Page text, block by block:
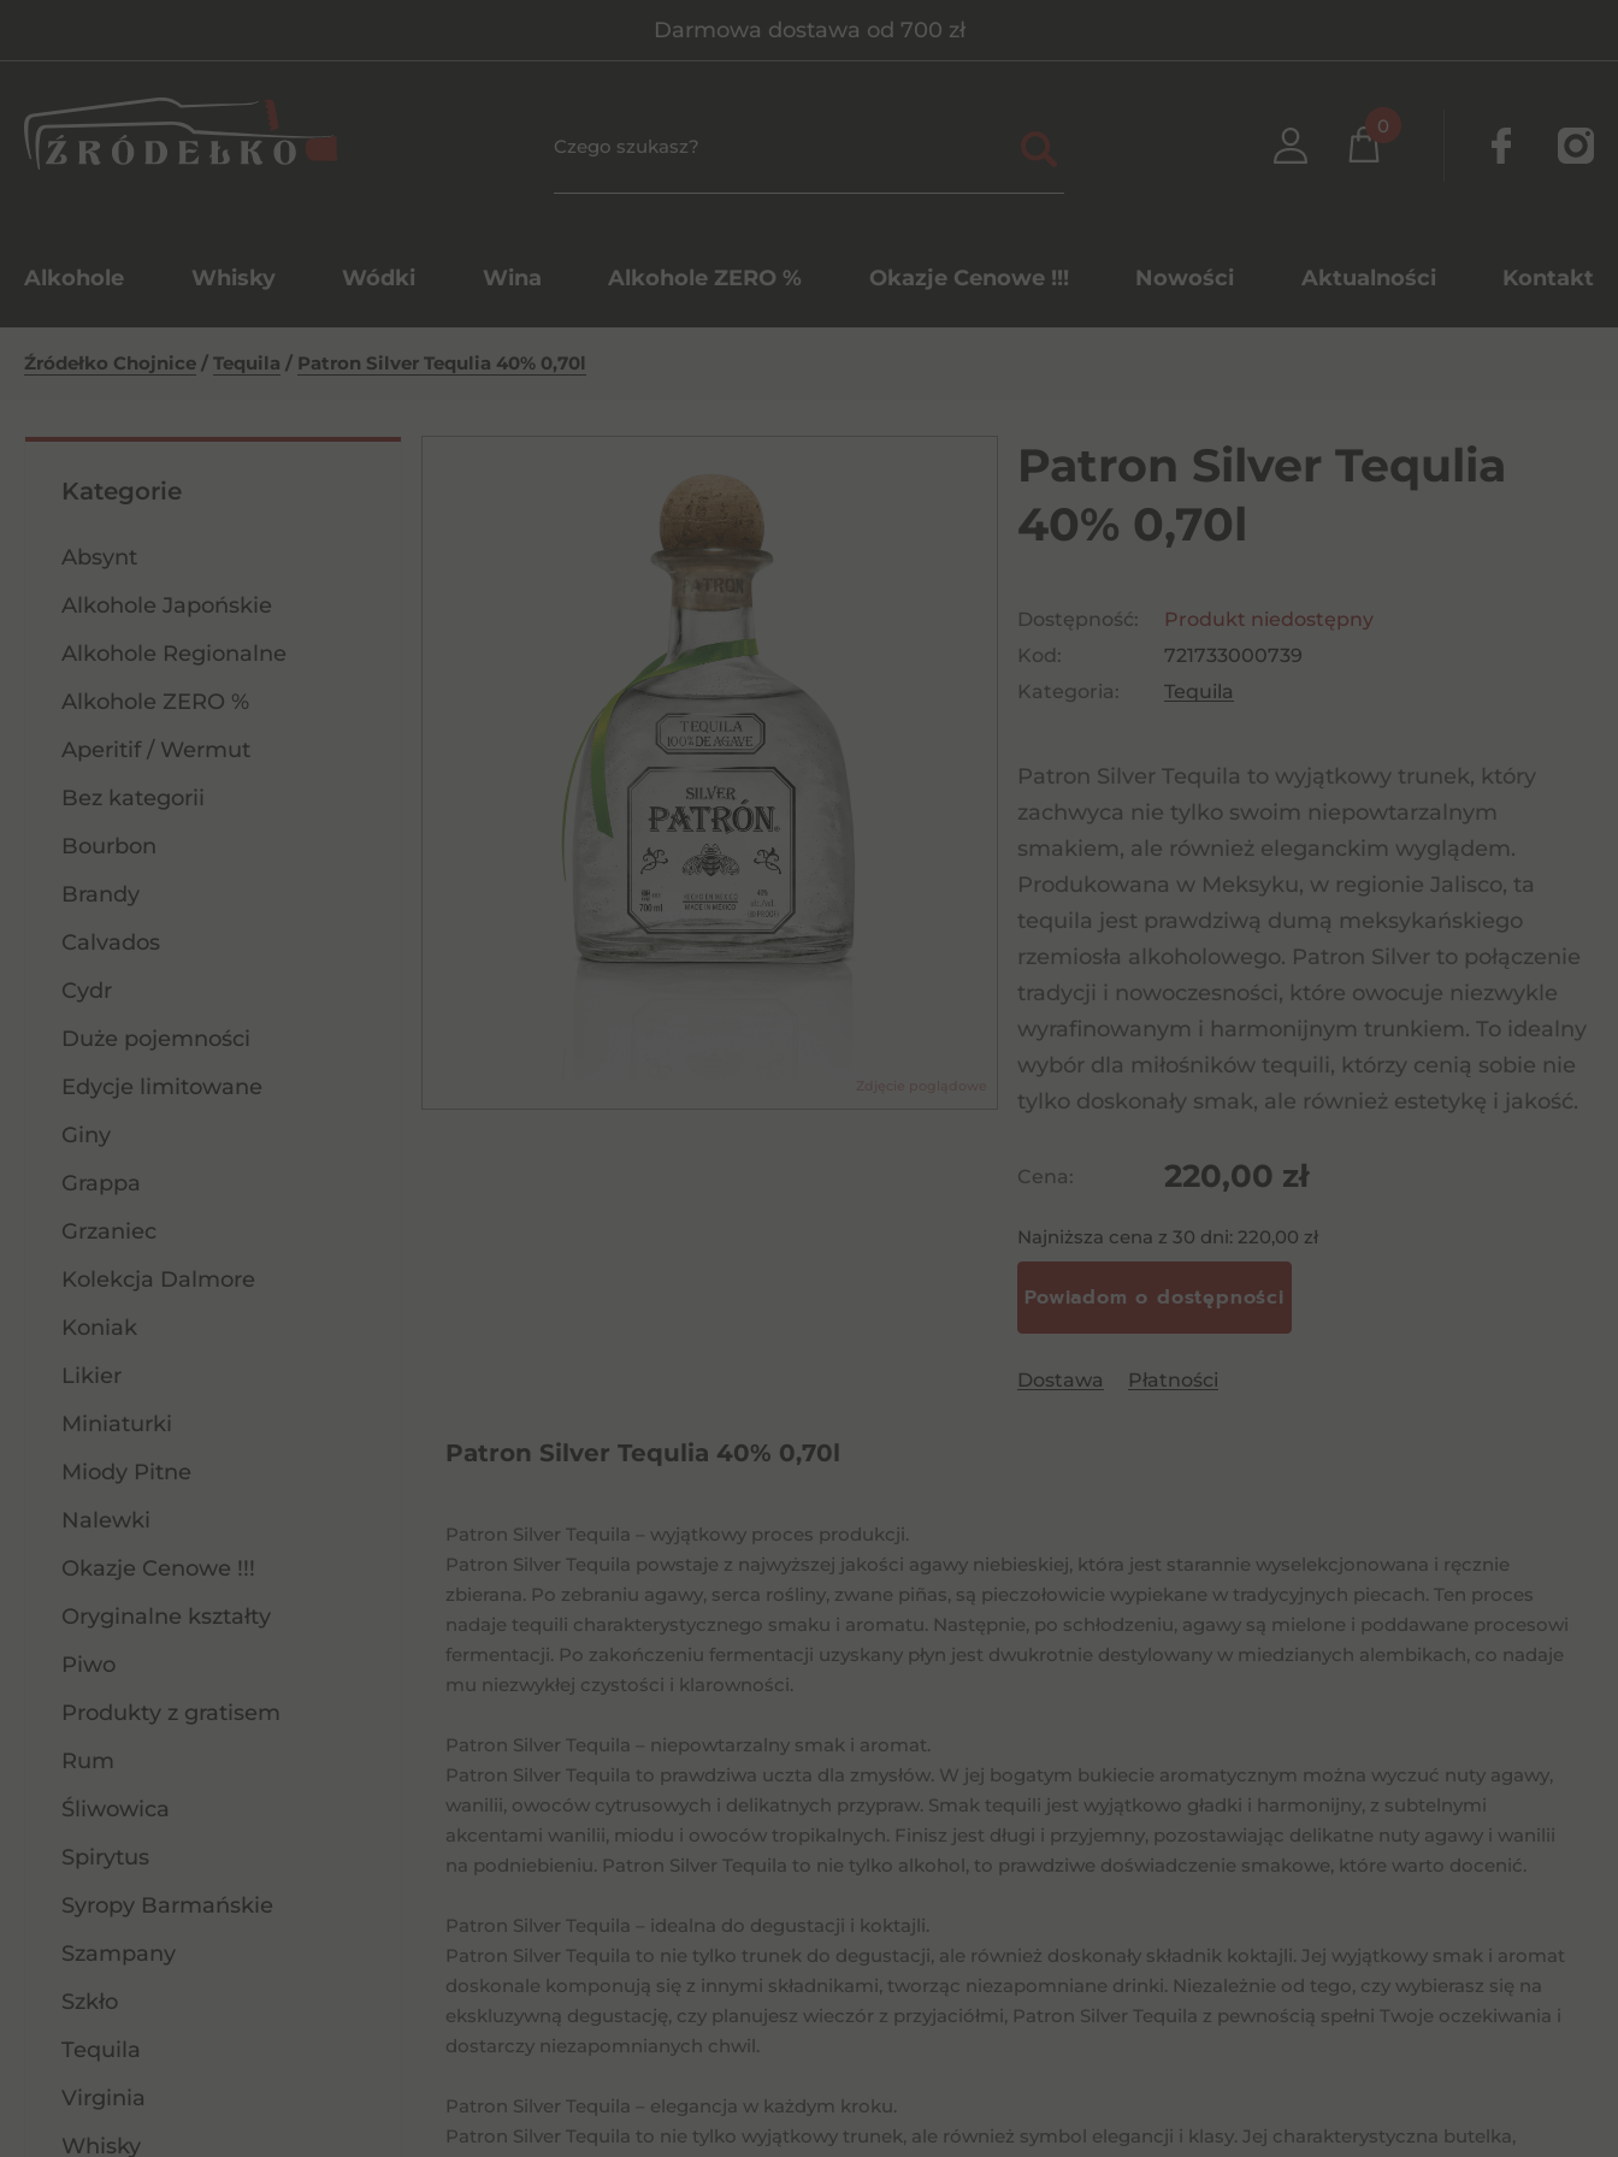
Darmowa dostawa od 700 zł
0
Alkohole Whisky Wódki Wina Alkohole ZERO % Okazje Cenowe !!! Nowości Aktualności Kontakt
Źródełko Chojnice / Tequila / Patron Silver Tequlia 40% 0,70l
Kategorie
Absynt
Alkohole Japońskie
Alkohole Regionalne
Alkohole ZERO %
Aperitif / Wermut
Bez kategorii
Bourbon
Brandy
Calvados
Cydr
Duże pojemności
Edycje limitowane
Giny
Grappa
Grzaniec
Kolekcja Dalmore
Koniak
Likier
Miniaturki
Miody Pitne
Nalewki
Okazje Cenowe !!!
Oryginalne kształty
Piwo
Produkty z gratisem
Rum
Śliwowica
Spirytus
Syropy Barmańskie
Szampany
Szkło
Tequila
Virginia
Whisky
Patron Silver Tequlia
40% 0,70l
Dostępność:
Produkt niedostępny
Kod:
721733000739
Kategoria:
Tequila
Patron Silver Tequila to wyjątkowy trunek, który
zachwyca nie tylko swoim niepowtarzalnym
smakiem, ale również eleganckim wyglądem.
Produkowana w Meksyku, w regionie Jalisco, ta
tequila jest prawdziwą dumą meksykańskiego
rzemiosła alkoholowego. Patron Silver to połączenie
tradycji i nowoczesności, które owocuje niezwykle
wyrafinowanym i harmonijnym trunkiem. To idealny
wybór dla miłośników tequili, którzy cenią sobie nie
tylko doskonały smak, ale również estetykę i jakość.
Cena: 220,00 zł
Najniższa cena z 30 dni: 220,00 zł
Dostawa Płatności
Patron Silver Tequlia 40% 0,70l
Patron Silver Tequila – wyjątkowy proces produkcji.
Patron Silver Tequila powstaje z najwyższej jakości agawy niebieskiej, która jest starannie wyselekcjonowana i ręcznie
zbierana. Po zebraniu agawy, serca rośliny, zwane piñas, są pieczołowicie wypiekane w tradycyjnych piecach. Ten proces
nadaje tequili charakterystycznego smaku i aromatu. Następnie, po schłodzeniu, agawy są mielone i poddawane procesowi
fermentacji. Po zakończeniu fermentacji uzyskany płyn jest dwukrotnie destylowany w miedzianych alembikach, co nadaje
mu niezwykłej czystości i klarowności.
Patron Silver Tequila – niepowtarzalny smak i aromat.
Patron Silver Tequila to prawdziwa uczta dla zmysłów. W jej bogatym bukiecie aromatycznym można wyczuć nuty agawy,
wanilii, owoców cytrusowych i delikatnych przypraw. Smak tequili jest wyjątkowo gładki i harmonijny, z subtelnymi
akcentami wanilii, miodu i owoców tropikalnych. Finisz jest długi i przyjemny, pozostawiając delikatne nuty agawy i wanilii
na podniebieniu. Patron Silver Tequila to nie tylko alkohol, to prawdziwe doświadczenie smakowe, które warto docenić.
Patron Silver Tequila – idealna do degustacji i koktajli.
Patron Silver Tequila to nie tylko trunek do degustacji, ale również doskonały składnik koktajli. Jej wyjątkowy smak i aromat
doskonale komponują się z innymi składnikami, tworząc niezapomniane drinki. Niezależnie od tego, czy wybierasz się na
ekskluzywną degustację, czy planujesz wieczór z przyjaciółmi, Patron Silver Tequila z pewnością spełni Twoje oczekiwania i
dostarczy niezapomnianych chwil.
Patron Silver Tequila – elegancja w każdym kroku.
Patron Silver Tequila to nie tylko wyjątkowy trunek, ale również symbol elegancji i klasy. Jej charakterystyczna butelka,